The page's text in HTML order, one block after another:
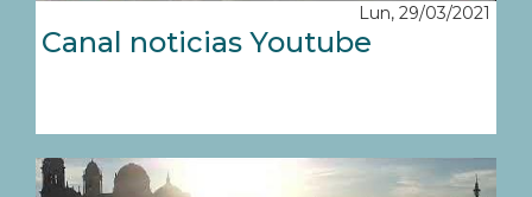
Lun, 29/03/2021
Canal noticias Youtube